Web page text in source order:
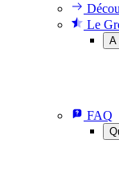
Le
A
FAQ